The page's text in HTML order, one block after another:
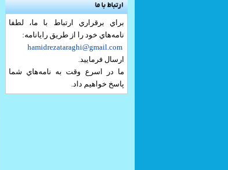
ارتباط با ما
براي برقراري ارتباط با ما، لطفا
نامه‌هاي خود را از طريق رايانامه:
hamidrezataraghi@gmail.com
ارسال فرماييد.
ما در اسرع وقت به نامه‌هاي شما
پاسخ خواهيم داد.